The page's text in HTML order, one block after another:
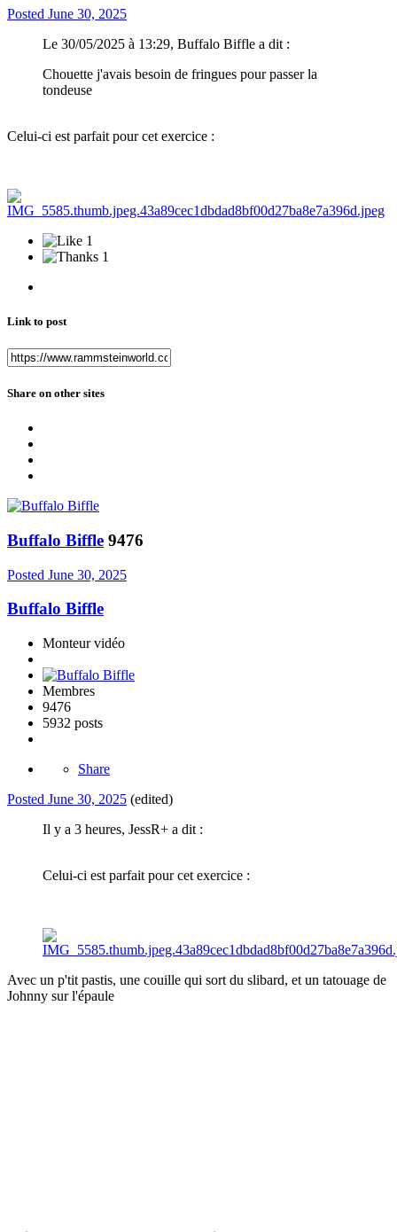
Posted June 30, 2025
Le 30/05/2025 à 13:29, Buffalo Biffle a dit :
Chouette j'avais besoin de fringues pour passer la
tondeuse
Celui-ci est parfait pour cet exercice :
1
1
Link to post
Share on other sites
Buffalo Biffle 9476
Posted June 30, 2025
Buffalo Biffle
Monteur vidéo
Membres
9476
5932 posts
Share
Posted June 30, 2025 (edited)
Il y a 3 heures, JessR+ a dit :
Celui-ci est parfait pour cet exercice :
Avec un p'tit pastis, une couille qui sort du slibard, et un tatouage de
Johnny sur l'épaule